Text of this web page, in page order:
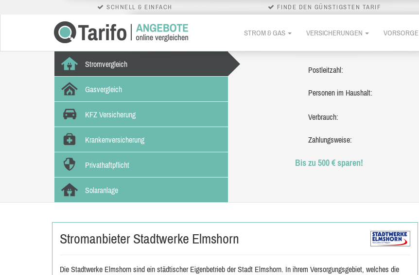
SCHNELL & EINFACH FINDE DEN GÜNSTIGSTEN TARIF
STROM & GAS VERSICHERUNGEN VORSORGE
Stromvergleich
Gasvergleich
KFZ Versicherung
Krankenversicherung
Privathaftpflicht
Solaranlage
Postleitzahl:
Personen im Haushalt:
Verbrauch:
Zahlungsweise:
Bis zu 500 € sparen!
Stromanbieter Stadtwerke Elmshorn
Die Stadtwerke Elmshorn sind ein städtischer Eigenbetrieb der Stadt Elmshorn. In ihrem Versorgungsgebiet, welches die